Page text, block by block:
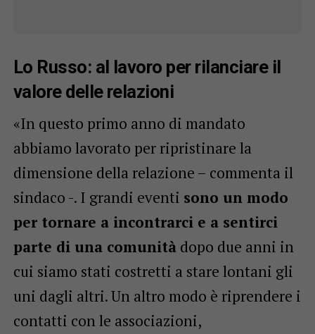
Lo Russo: al lavoro per rilanciare il
valore delle relazioni
«In questo primo anno di mandato
abbiamo lavorato per ripristinare la
dimensione della relazione – commenta il
sindaco -. I grandi eventi sono un modo
per tornare a incontrarci e a sentirci
parte di una comunitàdopo due anni in
cui siamo stati costretti a stare lontani gli
uni dagli altri. Un altro modo è riprendere i
contatti con le associazioni,